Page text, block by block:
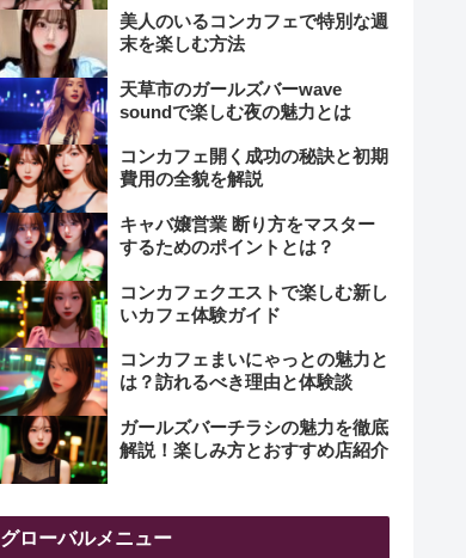
美人のいるコンカフェで特別な週
末を楽しむ方法
天草市のガールズバーwave
soundで楽しむ夜の魅力とは
コンカフェ開く成功の秘訣と初期
費用の全貌を解説
キャバ嬢営業 断り方をマスター
するためのポイントとは？
コンカフェクエストで楽しむ新し
いカフェ体験ガイド
コンカフェまいにゃっとの魅力と
は？訪れるべき理由と体験談
ガールズバーチラシの魅力を徹底
解説！楽しみ方とおすすめ店紹介
グローバルメニュー